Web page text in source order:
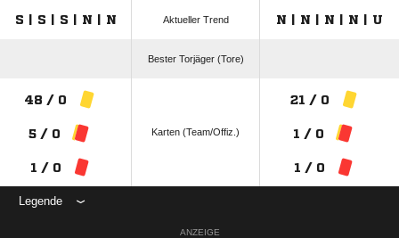
S | S | S | N | N Aktueller Trend N | N | N | N | U
Bester Torjäger (Tore)
48 / 0
5 / 0
1 / 0
Karten (Team/Offiz.)
21 / 0
1 / 0
1 / 0
Legende
ANZEIGE